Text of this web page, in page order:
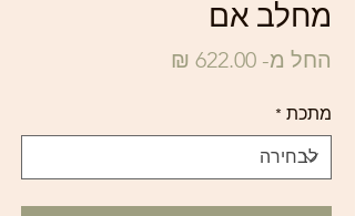
מחלב אם
החל מ- 622.00 ₪
מתכת *